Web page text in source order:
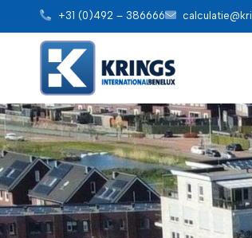
+31 (0)492 – 386666